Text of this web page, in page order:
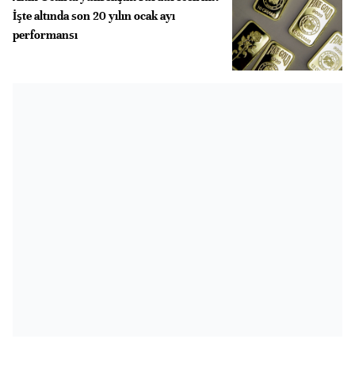
İşte altında son 20 yılın ocak ayı
performansı